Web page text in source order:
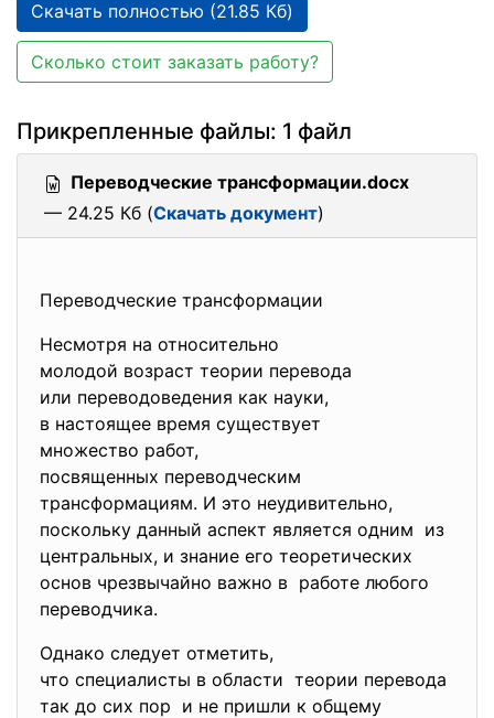
Скачать полностью (21.85 Кб)
Сколько стоит заказать работу?
Прикрепленные файлы: 1 файл
Переводческие трансформации.docx
— 24.25 Кб (Скачать документ)
Переводческие трансформации
Несмотря на относительно
молодой возраст теории перевода
или переводоведения как науки,
в настоящее время существует
множество работ,
посвященных переводческим
трансформациям. И это неудивительно,
поскольку данный аспект является одним из
центральных, и знание его теоретических
основ чрезвычайно важно в работе любого
переводчика.
Однако следует отметить,
что специалисты в области теории перевода
так до сих пор и не пришли к общему